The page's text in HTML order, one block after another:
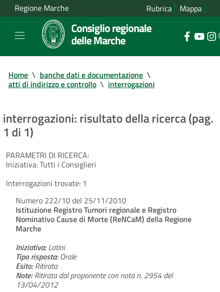
Regione Marche Rubrica Mappa
Consiglio regionale
delle Marche
Home \ banche dati e documentazione \
atti di indirizzo e controllo \ interrogazioni
interrogazioni: risultato della ricerca (pag.
1 di 1)
PARAMETRI DI RICERCA:
Iniziativa:Tutti i Consiglieri
Interrogazioni trovate: 1
Numero 222/10 del 25/11/2010
Istituzione Registro Tumori regionale e Registro
Nominativo Cause di Morte (ReNCaM) della Regione
Marche
Iniziativa:Latini
Tipo risposta:Orale
Esito:Ritirata
Note:Ritirata dal proponente con nota n. 2954 del
13/04/2012